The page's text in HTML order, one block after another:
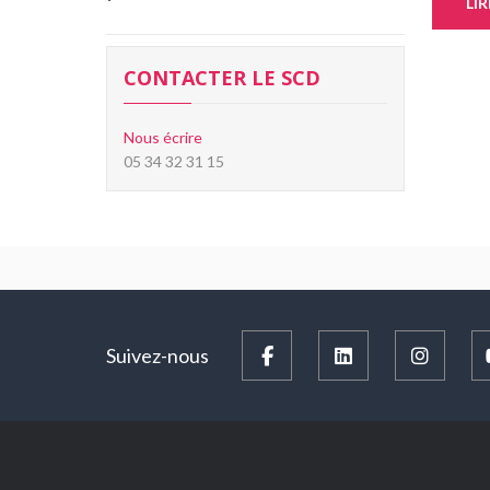
CONTACTER LE SCD
Nous écrire
05 34 32 31 15
Suivez-nous